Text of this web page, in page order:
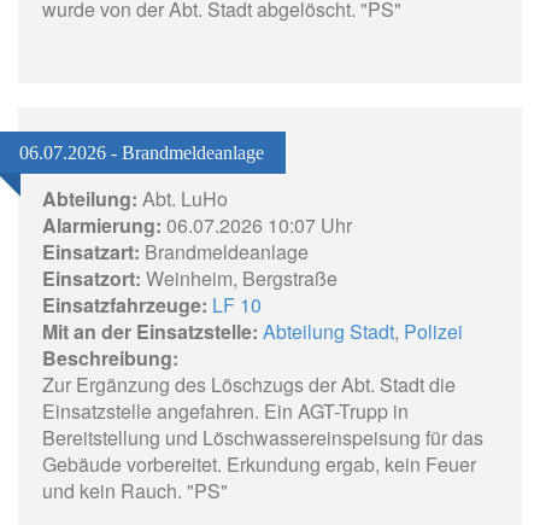
wurde von der Abt. Stadt abgelöscht. "PS"
06.07.2026 - Brandmeldeanlage
Abteilung: Abt. LuHo
Alarmierung: 06.07.2026 10:07 Uhr
Einsatzart: Brandmeldeanlage
Einsatzort: Weinheim, Bergstraße
Einsatzfahrzeuge: LF 10
Mit an der Einsatzstelle: Abteilung Stadt, Polizei
Beschreibung:
Zur Ergänzung des Löschzugs der Abt. Stadt die
Einsatzstelle angefahren. Ein AGT-Trupp in
Bereitstellung und Löschwassereinspeisung für das
Gebäude vorbereitet. Erkundung ergab, kein Feuer
und kein Rauch. "PS"